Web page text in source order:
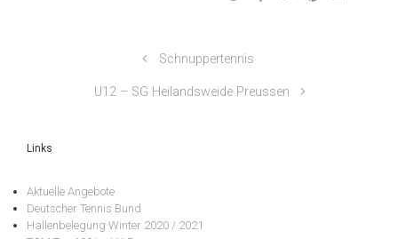
Schnuppertennis
U12 – SG Heilandsweide Preussen
Links
Aktuelle Angebote
Deutscher Tennis Bund
Hallenbelegung Winter 2020 / 2021